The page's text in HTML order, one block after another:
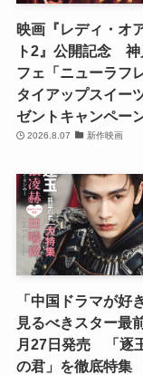
映画『レディ・オ
ト2』公開記念 神
フェ「ニューラフ
タイアップスイー
ゼントキャンペー
2026.8.07 新作映画
「中国ドラマが好
見るべきスター最
月27日発売 「逐
の君」を徹底特集